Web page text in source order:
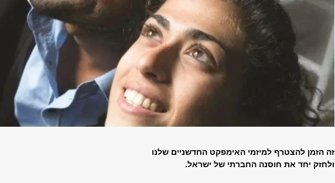
זה הזמן להצטרף למיזמי האימפקט החדשניים שלנו
ולחזק יחד את חוסנה החברתי של ישראל.